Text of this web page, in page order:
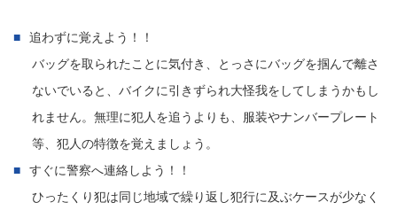
追わずに覚えよう！！
バッグを取られたことに気付き、とっさにバッグを掴んで離さ
ないでいると、バイクに引きずられ大怪我をしてしまうかもし
れません。無理に犯人を追うよりも、服装やナンバープレート
等、犯人の特徴を覚えましょう。
すぐに警察へ連絡しよう！！
ひったくり犯は同じ地域で繰り返し犯行に及ぶケースが少なく